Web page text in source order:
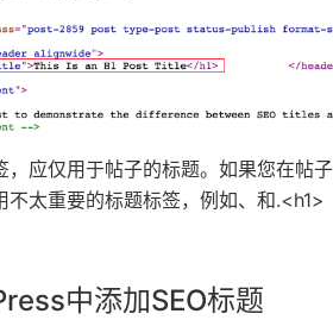
，应仅用于帖子的标题。如果您在帖子
不太重要的标题标签，例如、和.<h1>
中添加SEO标题